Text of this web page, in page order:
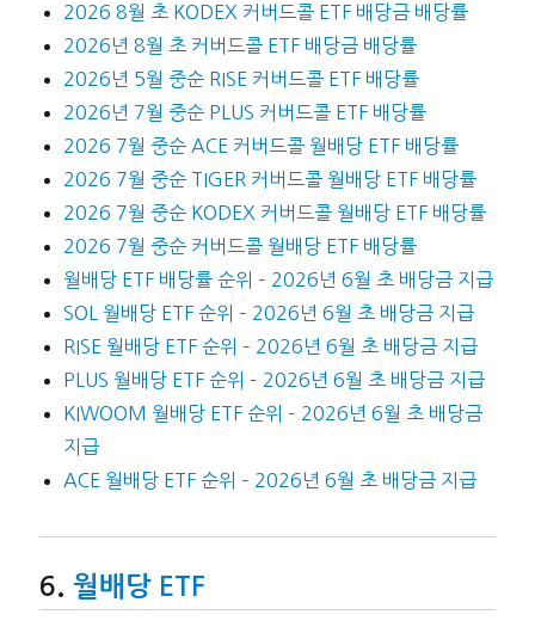
2026 8월 초 KODEX 커버드콜 ETF 배당금 배당률
2026년 8월 초 커버드콜 ETF 배당금 배당률
2026년 5월 중순 RISE 커버드콜 ETF 배당률
2026년 7월 중순 PLUS 커버드콜 ETF 배당률
2026 7월 중순 ACE 커버드콜 월배당 ETF 배당률
2026 7월 중순 TIGER 커버드콜 월배당 ETF 배당률
2026 7월 중순 KODEX 커버드콜 월배당 ETF 배당률
2026 7월 중순 커버드콜 월배당 ETF 배당률
월배당 ETF 배당률 순위 – 2026년 6월 초 배당금 지급
SOL 월배당 ETF 순위 – 2026년 6월 초 배당금 지급
RISE 월배당 ETF 순위 – 2026년 6월 초 배당금 지급
PLUS 월배당 ETF 순위 – 2026년 6월 초 배당금 지급
KIWOOM 월배당 ETF 순위 – 2026년 6월 초 배당금
지급
ACE 월배당 ETF 순위 – 2026년 6월 초 배당금 지급
월배당 ETF